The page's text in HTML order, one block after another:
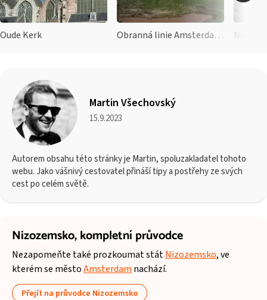
Oude Kerk Obranná linie Amsterdamu Nieuwe
Martin Všechovský
15.9.2023
Autorem obsahu této stránky je Martin, spoluzakladatel tohoto
webu. Jako vášnivý cestovatel přináší tipy a postřehy ze svých
cest po celém světě.
Nizozemsko,kompletní průvodce
Nezapomeňte také prozkoumat státNizozemsko, ve
kterém se městoAmsterdam nachází.
Přejít na průvodce Nizozemsko